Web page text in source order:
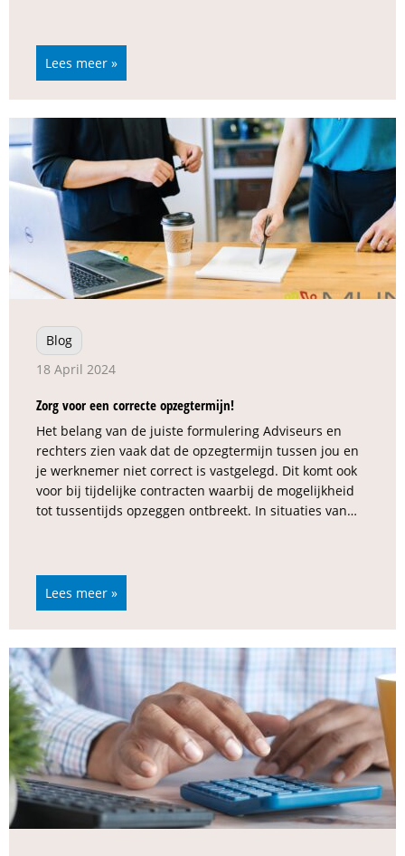
Lees meer »
Blog
18 April 2024
Zorg voor een correcte opzegtermijn!
Het belang van de juiste formulering Adviseurs en
rechters zien vaak dat de opzegtermijn tussen jou en
je werknemer niet correct is vastgelegd. Dit komt ook
voor bij tijdelijke contracten waarbij de mogelijkheid
tot tussentijds opzeggen ontbreekt. In situaties van…
Lees meer »